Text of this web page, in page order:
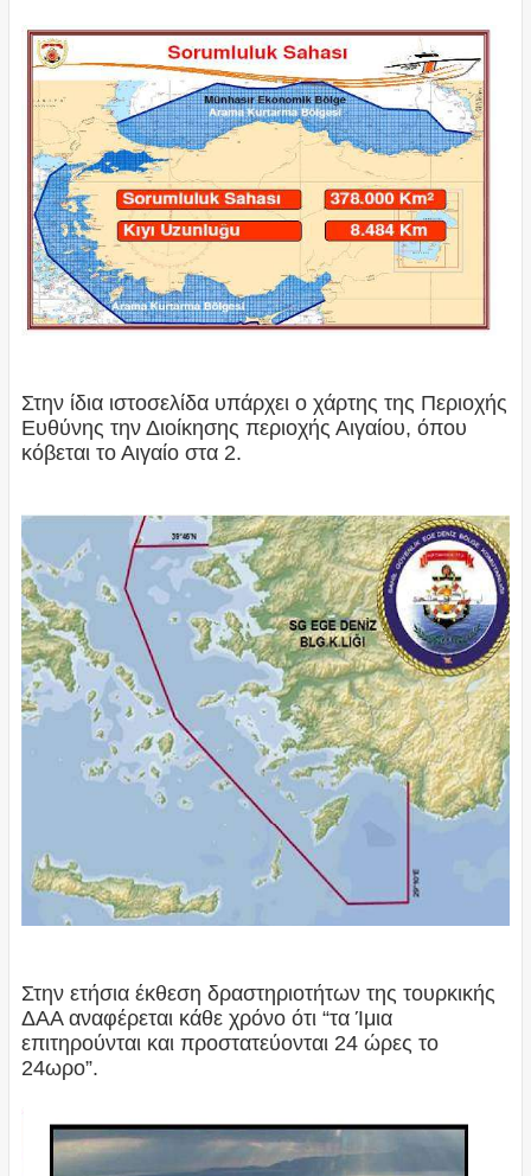
Στην ίδια ιστοσελίδα υπάρχει ο χάρτης της Περιοχής
Ευθύνης την Διοίκησης περιοχής Αιγαίου, όπου
κόβεται το Αιγαίο στα 2.
​Στην ετήσια έκθεση δραστηριοτήτων της τουρκικής
ΔΑΑ αναφέρεται κάθε χρόνο ότι “τα Ίμια
επιτηρούνται και προστατεύονται 24 ώρες το
24ωρο”.